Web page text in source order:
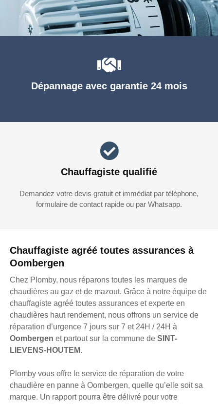
Chauffagiste agréé toutes assurances à
Oombergen
Chez Plomby, nous réparons toutes les marques de
chaudières au gaz et de mazout. Grâce à notre équipe de
chauffagiste agréé toutes assurances et experte en
chaudières haut rendement, nous offrons un service de
réparation d’urgence 7 jours sur 7 et 24H / 24H à
Oombergen et partout sur la commune de SINT-
LIEVENS-HOUTEM.
Plomby vous offre le service de réparation de votre
chaudière en panne à Oombergen, quelle qu’elle soit sa
marque. Un rapport pourra être délivré pour votre
Dépannage avec garantie 24 mois
Chauffagiste qualifié
Demandez votre devis gratuit et immédiat par téléphone,
formulaire de contact rapide ou par Whatsapp.